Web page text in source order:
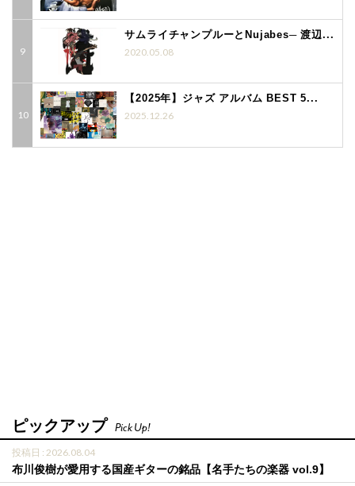
サムライチャンプルーとNujabes─ 渡辺...
2020.05.08
【2025年】ジャズ アルバム BEST 5...
2025.12.26
ピックアップ Pick Up!
投稿日 : 2026.08.04
布川俊樹が愛用する国産ギターの銘品【名手たちの楽器 vol.9】